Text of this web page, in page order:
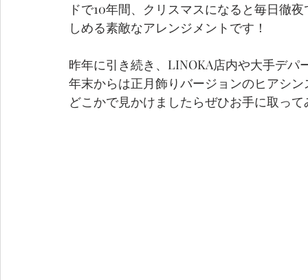
ドで10年間、クリスマスになると毎日徹
しめる素敵なアレンジメントです！
昨年に引き続き、LINOKA店内や大手デパ
年末からは正月飾りバージョンのヒアシ
どこかで見かけましたらぜひお手に取っ